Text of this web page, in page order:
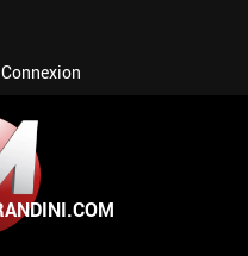
Connexion